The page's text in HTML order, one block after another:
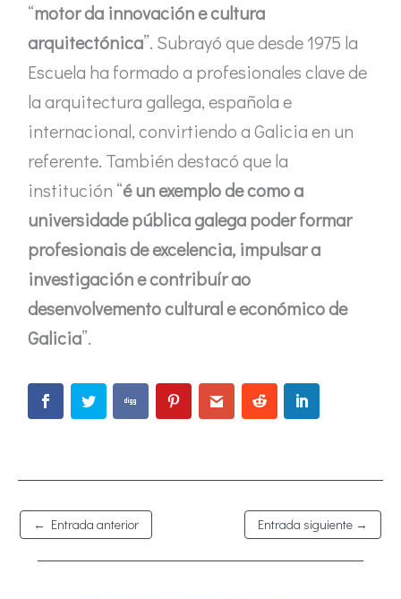
“motor da innovación e cultura
arquitectónica”. Subrayó que desde 1975 la
Escuela ha formado a profesionales clave de
la arquitectura gallega, española e
internacional, convirtiendo a Galicia en un
referente. También destacó que la
institución “é un exemplo de como a
universidade pública galega poder formar
profesionais de excelencia, impulsar a
investigación e contribuír ao
desenvolvemento cultural e económico de
Galicia”.
← Entrada anterior Entrada siguiente →